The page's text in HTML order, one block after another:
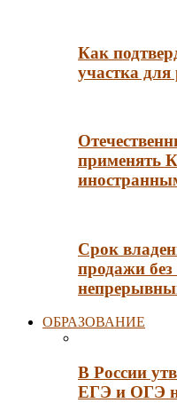
Как
участка для
применять
Срок
продажи
ОБРАЗОВАНИЕ
В России
ЕГЭ и ОГЭ